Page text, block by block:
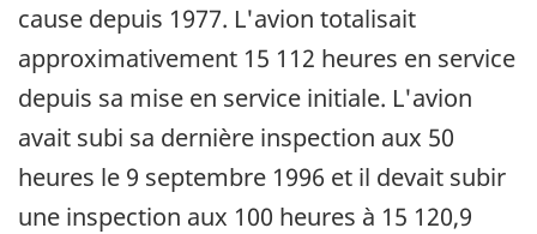
cause depuis 1977. L'avion totalisait
approximativement 15 112 heures en service
depuis sa mise en service initiale. L'avion
avait subi sa dernière inspection aux 50
heures le 9 septembre 1996 et il devait subir
une inspection aux 100 heures à 15 120,9